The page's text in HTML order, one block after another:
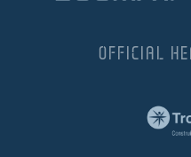
OFFICIAL